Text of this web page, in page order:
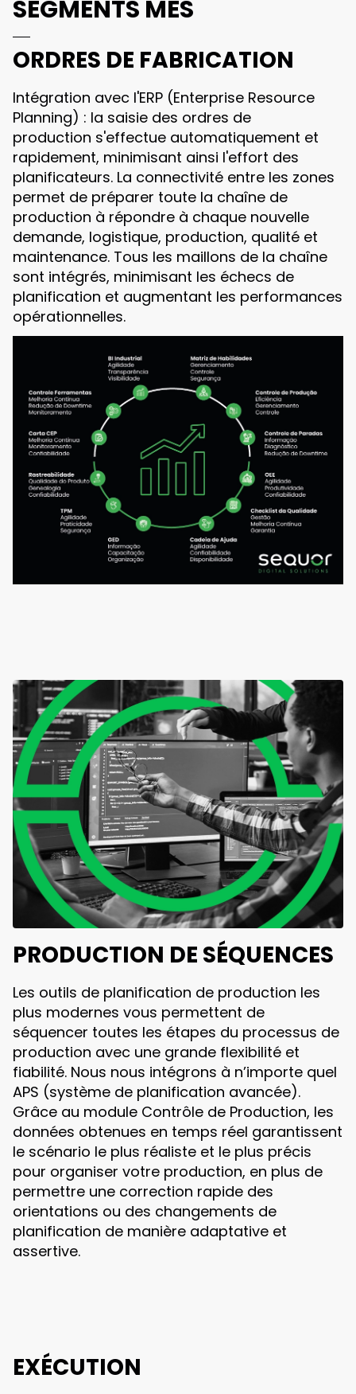
SEGMENTS MES
ORDRES DE FABRICATION
Intégration avec l'ERP (Enterprise Resource
Planning) : la saisie des ordres de
production s'effectue automatiquement et
rapidement, minimisant ainsi l'effort des
planificateurs. La connectivité entre les zones
permet de préparer toute la chaîne de
production à répondre à chaque nouvelle
demande, logistique, production, qualité et
maintenance. Tous les maillons de la chaîne
sont intégrés, minimisant les échecs de
planification et augmentant les performances
opérationnelles.
PRODUCTION DE SÉQUENCES
Les outils de planification de production les
plus modernes vous permettent de
séquencer toutes les étapes du processus de
production avec une grande flexibilité et
fiabilité. Nous nous intégrons à n’importe quel
APS (système de planification avancée).
Grâce au module Contrôle de Production, les
données obtenues en temps réel garantissent
le scénario le plus réaliste et le plus précis
pour organiser votre production, en plus de
permettre une correction rapide des
orientations ou des changements de
planification de manière adaptative et
assertive.
EXÉCUTION